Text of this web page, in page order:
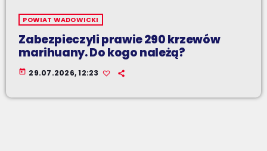
POWIAT WADOWICKI
Zabezpieczyli prawie 290 krzewów
marihuany. Do kogo należą?
today 29.07.2026, 12:23